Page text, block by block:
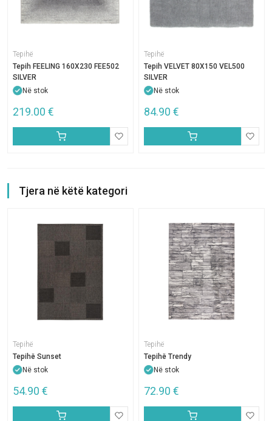
Tepihë
Tepih FEELING 160X230 FEE502
SILVER
Në stok
219.00 €
Tepihë
Tepih VELVET 80X150 VEL500
SILVER
Në stok
84.90 €
Tjera në këtë kategori
Tepihë
Tepihë Sunset
Në stok
54.90 €
Tepihë
Tepihë Trendy
Në stok
72.90 €